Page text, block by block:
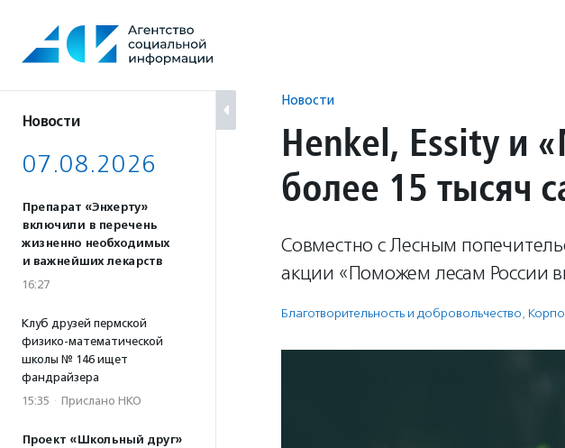
содержанию
Новости
07.08.2026
Препарат «Энхерту»
включили в перечень
жизненно необходимых
и важнейших лекарств
16:27
Клуб друзей пермской
физико-математической
школы № 146 ищет
фандрайзера
15:35 · Прислано НКО
Проект «Школьный друг»
Новости
Henkel, Essity и
более 15 тысяч
Совместно с Лесным
акции «Поможем лесам России
Благотвори­тель­ность и доброволь­чест­во,